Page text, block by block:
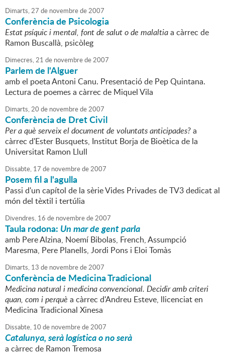
Dimarts,27 de novembrede2007
Conferència de Psicologia
Estat psíquic i mental, font de salut o de malaltiaa càrrec de
Ramon Buscallà, psicòleg
Dimecres,21 de novembrede2007
Parlem de l'Alguer
amb el poeta Antoni Canu. Presentació de Pep Quintana.
Lectura de poemes a càrrec de Miquel Vila
Dimarts,20 de novembrede2007
Conferència de Dret Civil
Per a què serveix el document de voluntats anticipades?a
càrrec d'Ester Busquets, Institut Borja de Bioètica de la
Universitat Ramon Llull
Dissabte, 17 de novembrede2007
Posem fil a l'agulla
Passi d'un capítol de la sèrie Vides Privades de TV3 dedicat al
món del tèxtil i tertúlia
Divendres, 16 de novembrede2007
Taula rodona: Un mar de gent parla
amb Pere Alzina, Noemí Bibolas, French, Assumpció
Maresma, Pere Planells, Jordi Pons i Eloi Tomàs
Dimarts, 13 de novembrede2007
Conferència de Medicina Tradicional
Medicina natural i medicina convencional. Decidir amb criteri
quan, com i perquè a càrrec d'Andreu Esteve, llicenciat en
Medicina Tradicional Xinesa
Dissabte, 10 de novembrede2007
Catalunya, serà logística o no serà
a càrrec de Ramon Tremosa